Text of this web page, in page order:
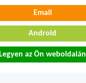
Email
Android
Legyen az Ön weboldalán